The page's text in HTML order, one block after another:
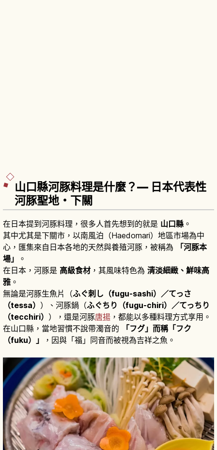
山口縣河豚料理是什麼？— 日本代表性
河豚聖地・下關
在日本提到河豚料理，很多人首先想到的就是 山口縣 。
其中尤其是下關市，以南風泊（Haedomari）地區市場為中
心，匯集來自日本各地的天然與養殖河豚，被稱為
「河豚本
場」
。
在日本，河豚是 高級食材 ，其風味特色為 清淡細緻、鮮味高
雅 。
無論是河豚生魚片（ふぐ刺し（fugu-sashi）／てっさ
（tessa） ）、河豚鍋（ふぐちり（fugu-chiri）／てっちり
（tecchiri） ），還是河豚唐揚 ，都能以多種料理方式享用。
在山口縣，當地習慣不說帶濁音的
「フグ」而稱「フク
（fuku）」
，因與「福」同音而被視為吉祥之魚。